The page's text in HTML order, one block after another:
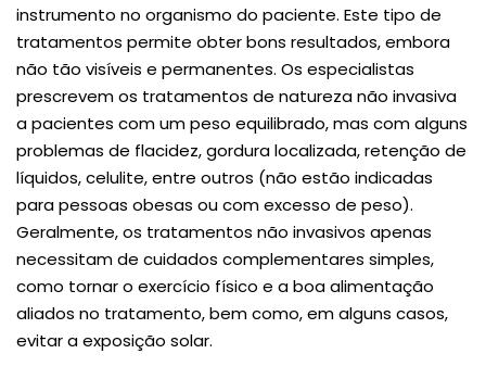
instrumento no organismo do paciente. Este tipo de
tratamentos permite obter bons resultados, embora
não tão visíveis e permanentes. Os especialistas
prescrevem os tratamentos de natureza não invasiva
a pacientes com um peso equilibrado, mas com alguns
problemas de flacidez, gordura localizada, retenção de
líquidos, celulite, entre outros (não estão indicadas
para pessoas obesas ou com excesso de peso).
Geralmente, os tratamentos não invasivos apenas
necessitam de cuidados complementares simples,
como tornar o exercício físico e a boa alimentação
aliados no tratamento, bem como, em alguns casos,
evitar a exposição solar.